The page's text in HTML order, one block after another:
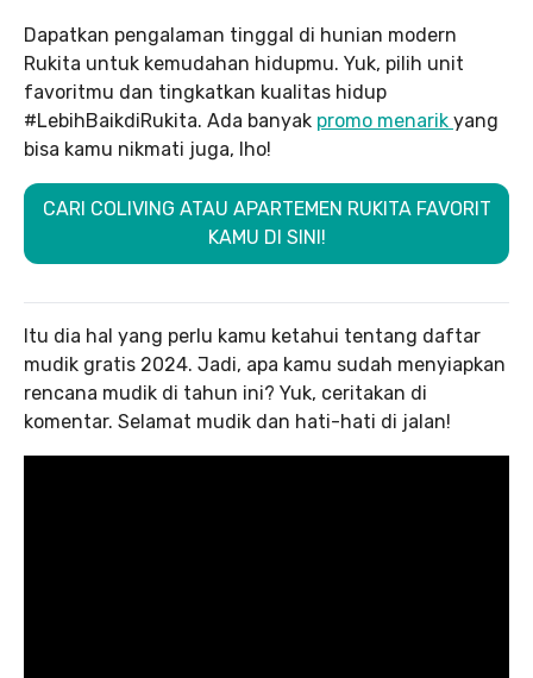
Dapatkan pengalaman tinggal di hunian modern
Rukita untuk kemudahan hidupmu. Yuk, pilih unit
favoritmu dan tingkatkan kualitas hidup
#LebihBaikdiRukita. Ada banyak promo menarik yang
bisa kamu nikmati juga, lho!
CARI COLIVING ATAU APARTEMEN RUKITA FAVORIT
KAMU DI SINI!
Itu dia hal yang perlu kamu ketahui tentang daftar
mudik gratis 2024. Jadi, apa kamu sudah menyiapkan
rencana mudik di tahun ini? Yuk, ceritakan di
komentar. Selamat mudik dan hati-hati di jalan!